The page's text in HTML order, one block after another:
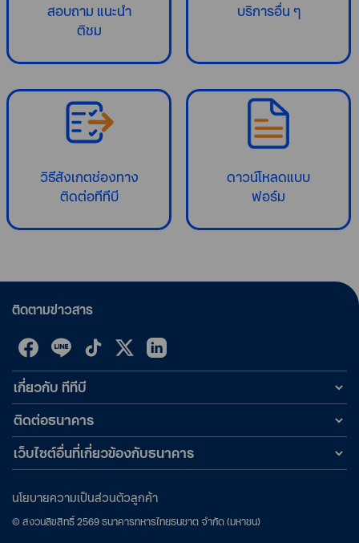
สอบถาม แนะนำ
ติชม
บริการอื่น ๆ
วิธีสังเกตช่องทาง
ติดต่อทีทีบี
ดาวน์โหลดแบบ
ฟอร์ม
ติดตามข่าวสาร
เกี่ยวกับ ทีทีบี
ติดต่อธนาคาร
เว็บไซต์อื่นที่เกี่ยวข้องกับธนาคาร
© สงวนลิขสิทธิ์2569ธนาคารทหารไทยธนชาต จำกัด (มหาชน)
นโยบายความเป็นส่วนตัวลูกค้า